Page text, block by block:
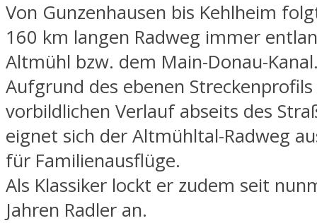
Von Gunzenhausen bis Kehlheim
160 km langen Radweg immer
Altmühl bzw. dem Main-Donau-
Aufgrund des ebenen
vorbildlichen Verlauf abseits des
eignet sich der Altmühltal-Radweg
für Familienausflüge.
Als Klassiker lockt er zudem seit
Jahren Radler an.